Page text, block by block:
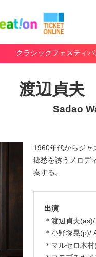
クラシックフェスティ
渡辺貞夫
Sadao
1960年代からジャ
郷愁を誘うメロデ
奏する。
出演
＊渡辺貞夫
＊小野塚晃(p)/
＊マルセロ木